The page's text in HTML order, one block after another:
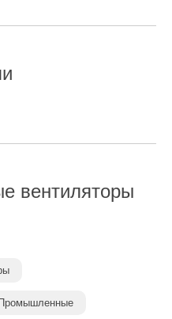
вентиляторы
Промышленные